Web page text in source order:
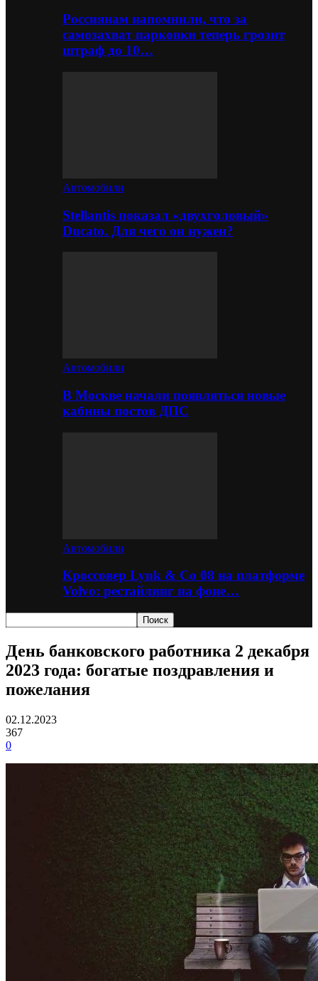
Россиянам напомнили, что за
самозахват парковки теперь грозит
штраф до 10…
Автомобили
Stellantis показал «двухголовый»
Ducato. Для чего он нужен?
Автомобили
В Москве начали появляться новые
кабины постов ДПС
Автомобили
Кроссовер Lynk & Co 08 на платформе
Volvo: рестайлинг на фоне…
День банковского работника 2 декабря
2023 года: богатые поздравления и
пожелания
02.12.2023
367
0